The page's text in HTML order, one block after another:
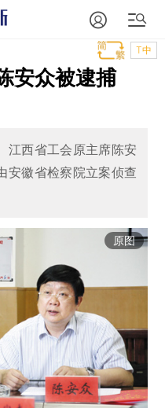
T中
安众被逮捕
江西省工会原主席陈安
安徽省检察院立案侦查
原图